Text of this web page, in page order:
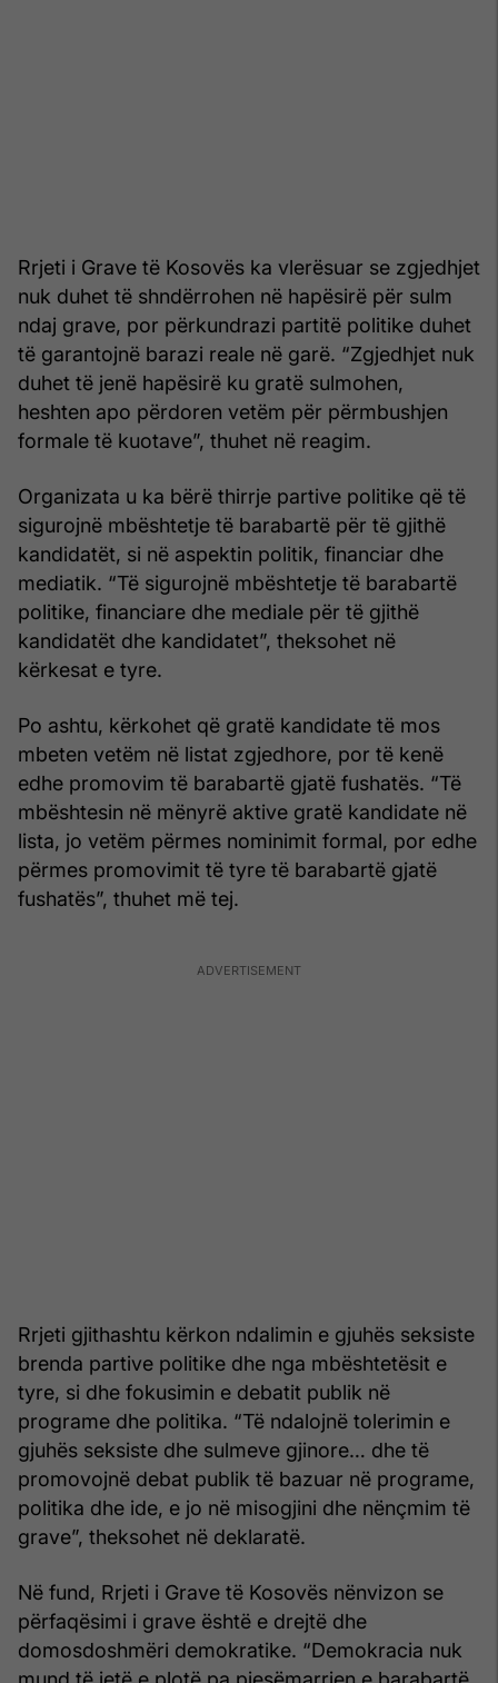
Rrjeti i Grave të Kosovës ka vlerësuar se zgjedhjet
nuk duhet të shndërrohen në hapësirë për sulm
ndaj grave, por përkundrazi partitë politike duhet
të garantojnë barazi reale në garë. “Zgjedhjet nuk
duhet të jenë hapësirë ku gratë sulmohen,
heshten apo përdoren vetëm për përmbushjen
formale të kuotave”, thuhet në reagim.
Organizata u ka bërë thirrje partive politike që të
sigurojnë mbështetje të barabartë për të gjithë
kandidatët, si në aspektin politik, financiar dhe
mediatik. “Të sigurojnë mbështetje të barabartë
politike, financiare dhe mediale për të gjithë
kandidatët dhe kandidatet”, theksohet në
kërkesat e tyre.
Po ashtu, kërkohet që gratë kandidate të mos
mbeten vetëm në listat zgjedhore, por të kenë
edhe promovim të barabartë gjatë fushatës. “Të
mbështesin në mënyrë aktive gratë kandidate në
lista, jo vetëm përmes nominimit formal, por edhe
përmes promovimit të tyre të barabartë gjatë
fushatës”, thuhet më tej.
Rrjeti gjithashtu kërkon ndalimin e gjuhës seksiste
brenda partive politike dhe nga mbështetësit e
tyre, si dhe fokusimin e debatit publik në
programe dhe politika. “Të ndalojnë tolerimin e
gjuhës seksiste dhe sulmeve gjinore… dhe të
promovojnë debat publik të bazuar në programe,
politika dhe ide, e jo në misogjini dhe nënçmim të
grave”, theksohet në deklaratë.
Në fund, Rrjeti i Grave të Kosovës nënvizon se
përfaqësimi i grave është e drejtë dhe
domosdoshmëri demokratike. “Demokracia nuk